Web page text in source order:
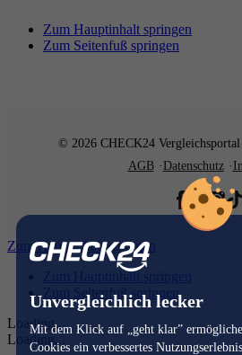
Unvergleichlich lecker
Mit dem Klick auf „geht klar”
Cookies ein verbessertes
Zum Hauptinhalt springen
Zum Seitenfuß springen
© 2026 CHECK24
AGB
Datenschutz
Zum Hauptinhalt springen
Zum Hauptinhalt springen
Zum Seitenfuß springen
Loading...
Loading...